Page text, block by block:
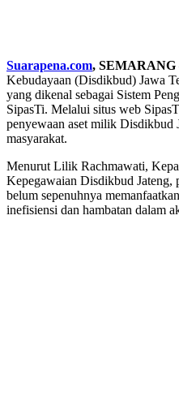
Suarapena.com, SEMARANG
Kebudayaan (Disdikbud) Jawa
yang dikenal sebagai Sistem
SipasTi. Melalui situs web
penyewaan aset milik Disdikbud
masyarakat.
Menurut Lilik Rachmawati,
Kepegawaian Disdikbud Jateng,
belum sepenuhnya
inefisiensi dan hambatan dalam